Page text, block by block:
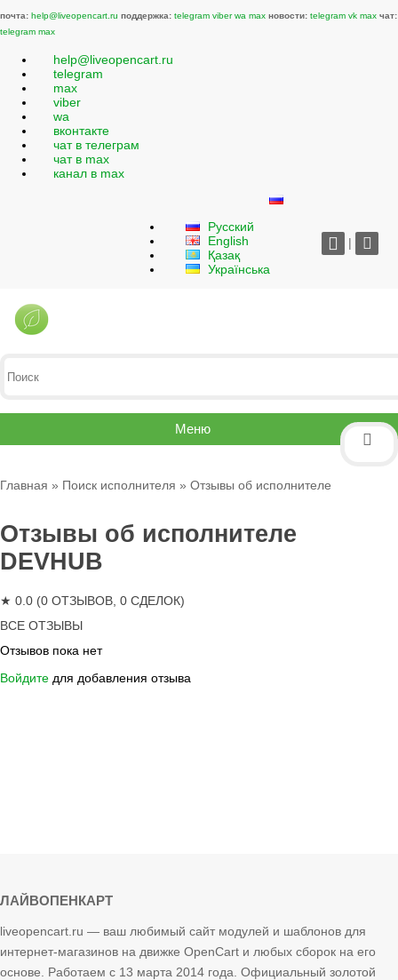
почта: help@liveopencart.ru поддержка: telegram viber wa max новости: telegram vk max чат:
telegram max
help@liveopencart.ru
telegram
max
viber
wa
вконтакте
чат в телеграм
чат в max
канал в max
Русский
English
Қазақ
Українська
|
Меню
Главная » Поиск исполнителя » Отзывы об исполнителе
Отзывы об исполнителе
DEVHUB
★ 0.0 (0 ОТЗЫВОВ, 0 СДЕЛОК)
ВСЕ ОТЗЫВЫ
Отзывов пока нет
Войдите для добавления отзыва
ЛАЙВОПЕНКАРТ
liveopencart.ru — ваш любимый сайт модулей и шаблонов для
интернет-магазинов на движке OpenCart и любых сборок на его
основе. Работаем с 13 марта 2014 года. Официальный золотой